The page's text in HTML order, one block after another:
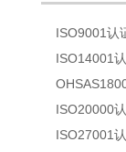
ISO9001认
ISO14001
ISO20000
ISO27001